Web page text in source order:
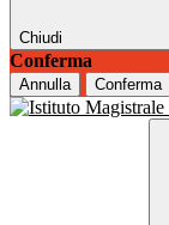
Chiudi
Conferma
Annulla Conferma